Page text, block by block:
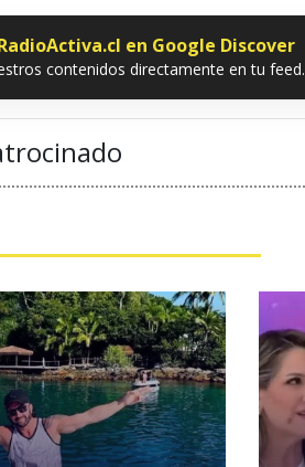
en Google Discover
contenidos directamente en tu feed.